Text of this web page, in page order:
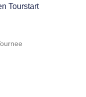
Tourstart